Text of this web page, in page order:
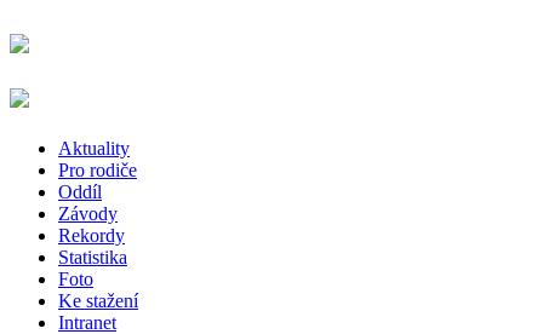
Aktuality
Pro rodiče
Oddíl
Závody
Rekordy
Statistika
Foto
Ke stažení
Intranet